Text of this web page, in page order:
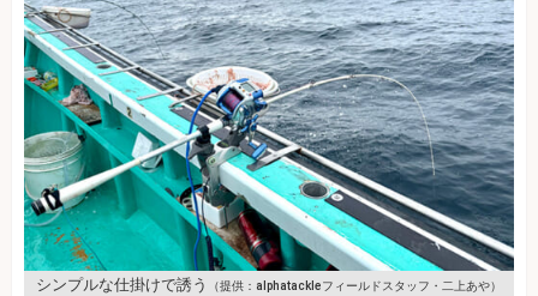
シンプルな仕掛けで誘う （提供：alphatackleフィールドスタッフ・二上あや）